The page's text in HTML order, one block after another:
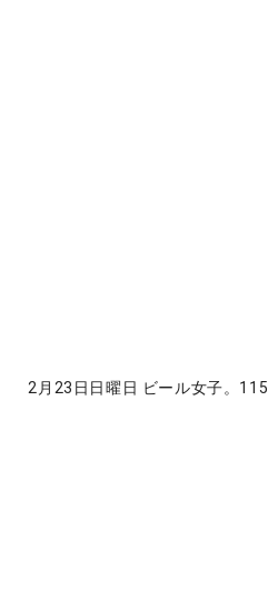
2月23日日曜日 ビール女子。115